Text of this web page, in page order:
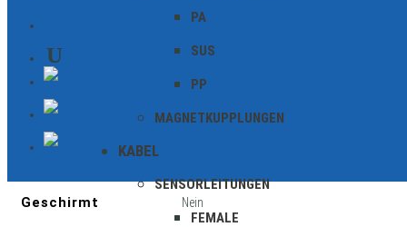
PA
SUS
PP
MAGNETKUPPLUNGEN
KABEL
SENSORLEITUNGEN
FEMALE
Zusätzliche Informationen
Geschirmt Nein